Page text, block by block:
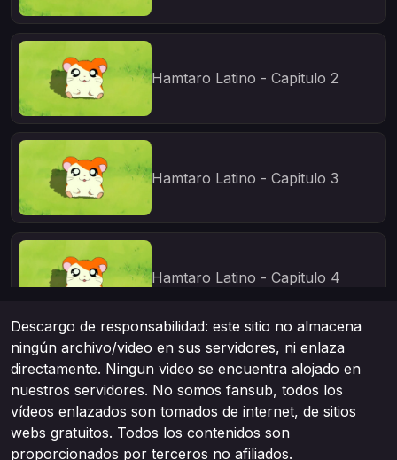
Hamtaro Latino - Capitulo 2
Hamtaro Latino - Capitulo 3
Hamtaro Latino - Capitulo 4
Hamtaro Latino - Capitulo 5
Descargo de responsabilidad: este sitio no almacena
ningún archivo/video en sus servidores, ni enlaza
directamente. Ningun video se encuentra alojado en
nuestros servidores. No somos fansub, todos los
vídeos enlazados son tomados de internet, de sitios
webs gratuitos. Todos los contenidos son
proporcionados por terceros no afiliados.